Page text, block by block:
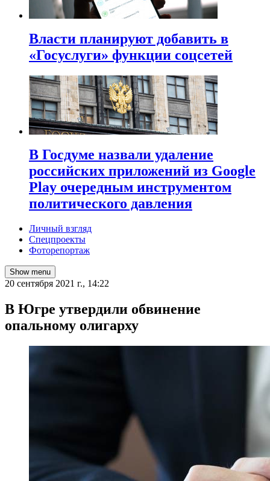
Власти планируют добавить в
«Госуслуги» функции соцсетей
В Госдуме назвали удаление
российских приложений из Google
Play очередным инструментом
политического давления
Личный взгляд
Спецпроекты
Фоторепортаж
Show menu
20 сентября 2021 г., 14:22
В Югре утвердили обвинение
опальному олигарху